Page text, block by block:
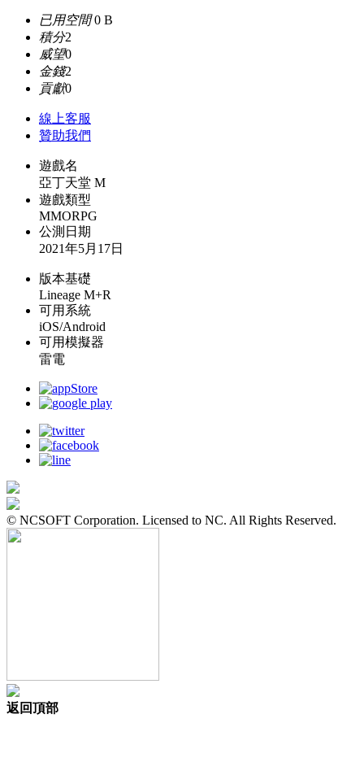
已用空間0 B
積分2
威望0
金錢2
貢獻0
線上客服
贊助我們
遊戲名
亞丁天堂 M
遊戲類型
MMORPG
公測日期
2021年5月17日
版本基礎
Lineage M+R
可用系統
iOS/Android
可用模擬器
雷電
© NCSOFT Corporation. Licensed to NC. All Rights Reserved.
返回頂部